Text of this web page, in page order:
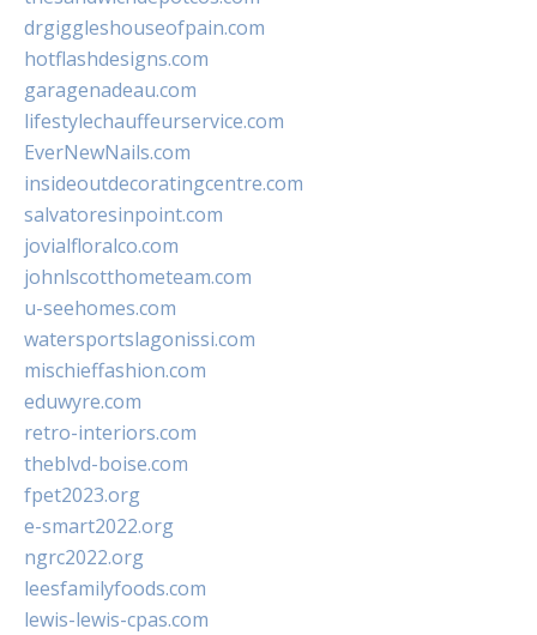
drgiggleshouseofpain.com
hotflashdesigns.com
garagenadeau.com
lifestylechauffeurservice.com
EverNewNails.com
insideoutdecoratingcentre.com
salvatoresinpoint.com
jovialfloralco.com
johnlscotthometeam.com
u-seehomes.com
watersportslagonissi.com
mischieffashion.com
eduwyre.com
retro-interiors.com
theblvd-boise.com
fpet2023.org
e-smart2022.org
ngrc2022.org
leesfamilyfoods.com
lewis-lewis-cpas.com